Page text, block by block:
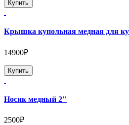
Купить
Крышка купольная медная для
14900₽
Купить
Носик медный 2"
2500₽